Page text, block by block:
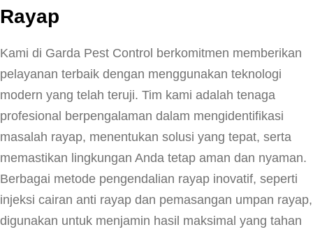
Rayap
Kami di Garda Pest Control berkomitmen memberikan
pelayanan terbaik dengan menggunakan teknologi
modern yang telah teruji. Tim kami adalah tenaga
profesional berpengalaman dalam mengidentifikasi
masalah rayap, menentukan solusi yang tepat, serta
memastikan lingkungan Anda tetap aman dan nyaman.
Berbagai metode pengendalian rayap inovatif, seperti
injeksi cairan anti rayap dan pemasangan umpan rayap,
digunakan untuk menjamin hasil maksimal yang tahan